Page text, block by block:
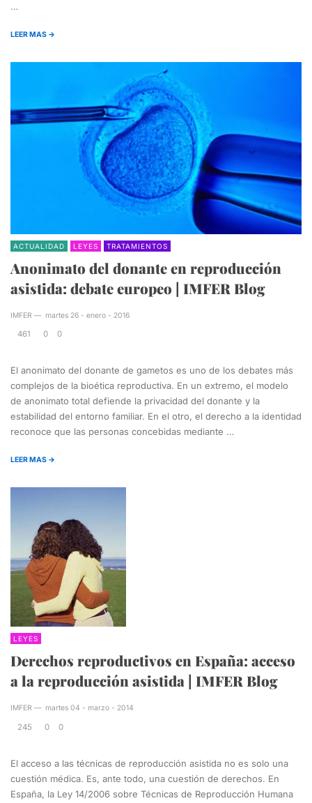
…
LEER MAS →
ACTUALIDAD LEYES TRATAMIENTOS
Anonimato del donante en reproducción
asistida: debate europeo | IMFER Blog
IMFER — martes 26 - enero - 2016
461 0 0
El anonimato del donante de gametos es uno de los debates más
complejos de la bioética reproductiva. En un extremo, el modelo
de anonimato total defiende la privacidad del donante y la
estabilidad del entorno familiar. En el otro, el derecho a la identidad
reconoce que las personas concebidas mediante …
LEER MAS →
LEYES
Derechos reproductivos en España: acceso
a la reproducción asistida | IMFER Blog
IMFER — martes 04 - marzo - 2014
245 0 0
El acceso a las técnicas de reproducción asistida no es solo una
cuestión médica. Es, ante todo, una cuestión de derechos. En
España, la Ley 14/2006 sobre Técnicas de Reproducción Humana